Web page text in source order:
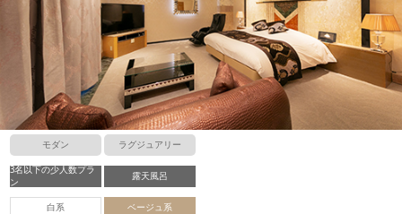
モダン ラグジュアリー
3名以下の少人数プラ
ン
露天風呂
白系 ベージュ系